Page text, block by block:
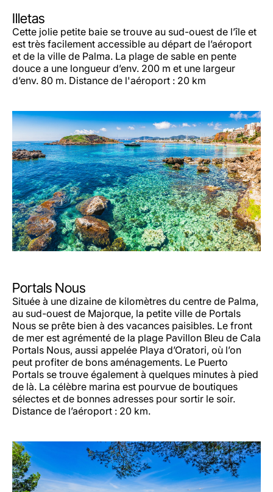
Illetas
Cette jolie petite baie se trouve au sud-ouest de l’île et
est très facilement accessible au départ de l’aéroport
et de la ville de Palma. La plage de sable en pente
douce a une longueur d’env. 200 m et une largeur
d’env. 80 m. Distance de l'aéroport : 20 km
Portals Nous
Située à une dizaine de kilomètres du centre de Palma,
au sud-ouest de Majorque, la petite ville de Portals
Nous se prête bien à des vacances paisibles. Le front
de mer est agrémenté de la plage Pavillon Bleu de Cala
Portals Nous, aussi appelée Playa d’Oratori, où l’on
peut profiter de bons aménagements. Le Puerto
Portals se trouve également à quelques minutes à pied
de là. La célèbre marina est pourvue de boutiques
sélectes et de bonnes adresses pour sortir le soir.
Distance de l’aéroport : 20 km.